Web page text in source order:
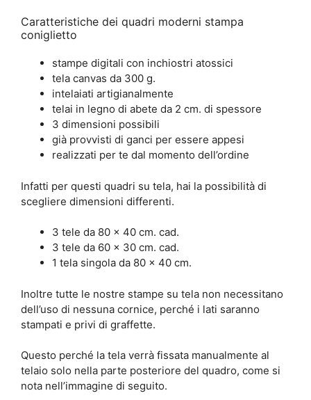
Caratteristiche dei quadri moderni stampa
coniglietto
stampe digitali con inchiostri atossici
tela canvas da 300 g.
intelaiati artigianalmente
telai in legno di abete da 2 cm. di spessore
3 dimensioni possibili
già provvisti di ganci per essere appesi
realizzati per te dal momento dell’ordine
Infatti per questi quadri su tela, hai la possibilità di
scegliere dimensioni differenti.
3 tele da 80 x 40 cm. cad.
3 tele da 60 x 30 cm. cad.
1 tela singola da 80 x 40 cm.
Inoltre tutte le nostre stampe su tela non necessitano
dell’uso di nessuna cornice, perché i lati saranno
stampati e privi di graffette.
Questo perché la tela verrà fissata manualmente al
telaio solo nella parte posteriore del quadro, come si
nota nell’immagine di seguito.